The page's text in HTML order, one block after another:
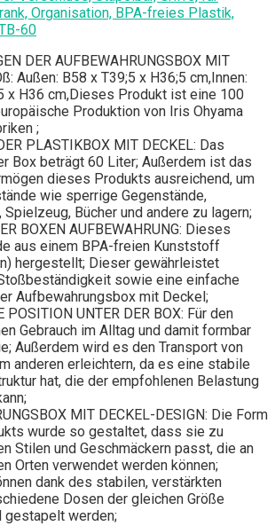
Organisation, BPA-freies Plastik,
60
DER AUFBEWAHRUNGSBOX MIT
Außen: B58 x T39;5 x H36;5 cm,Innen:
x H36 cm,Dieses Produkt ist eine 100
Produktion von Iris Ohyama
;
PLASTIKBOX MIT DECKEL: Das
Box beträgt 60 Liter; Außerdem ist das
dieses Produkts ausreichend, um
wie sperrige Gegenstände,
Bücher und andere zu lagern;
BOXEN AUFBEWAHRUNG: Dieses
aus einem BPA-freien Kunststoff
hergestellt; Dieser gewährleistet
sowie eine einfache
Aufbewahrungsbox mit Deckel;
POSITION UNTER DER BOX: Für den
Gebrauch im Alltag und damit formbar
Außerdem wird es den Transport von
anderen erleichtern, da es eine stabile
hat, die der empfohlenen Belastung
MIT DECKEL-DESIGN: Die Form
wurde so gestaltet, dass sie zu
Stilen und Geschmäckern passt, die an
Orten verwendet werden können;
dank des stabilen, verstärkten
Dosen der gleichen Größe
gestapelt werden;